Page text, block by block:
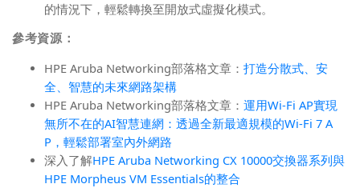
的情況下，輕鬆轉換至開放式虛擬化模式。
參考資源：
HPE Aruba Networking部落格文章： 打造分散式、安
全、智慧的未來網路架構
HPE Aruba Networking部落格文章： 運用Wi-Fi AP實現
無所不在的AI智慧連網：透過全新最適規模的Wi-Fi 7 A
P，輕鬆部署室內外網路
深入了解HPE Aruba Networking CX 10000交換器系列與
HPE Morpheus VM Essentials的整合